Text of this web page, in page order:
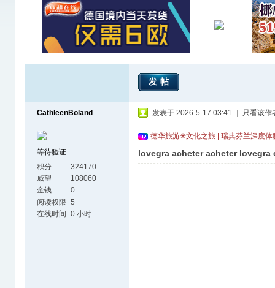
发帖
CathleenBoland
等待验证
积分
324170
威望
108060
金钱
0
阅读权限 5
在线时间 0 小时
发表于 2026-5-17 03:41 只看该作
德华旅游✳文化之旅 | 瑞典芬兰深度
lovegra acheter acheter lovegra